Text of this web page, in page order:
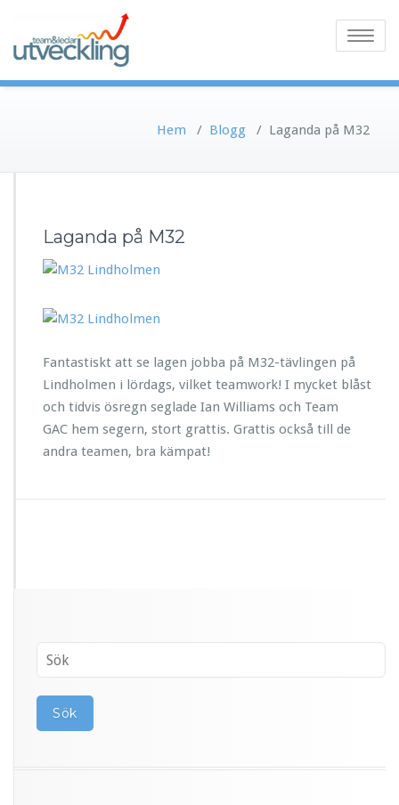
Toggle
Hem / Blogg / Laganda på M32
Laganda på M32
Fantastiskt att se lagen jobba på M32-tävlingen på
Lindholmen i lördags, vilket teamwork! I mycket blåst
och tidvis ösregn seglade Ian Williams och Team
GAC hem segern, stort grattis. Grattis också till de
andra teamen, bra kämpat!